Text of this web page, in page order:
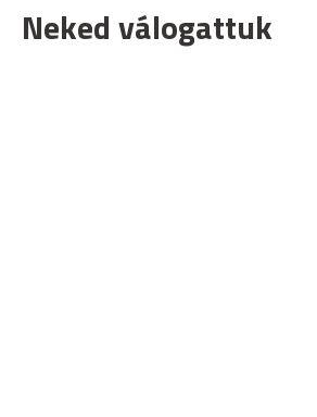
Neked válogattuk